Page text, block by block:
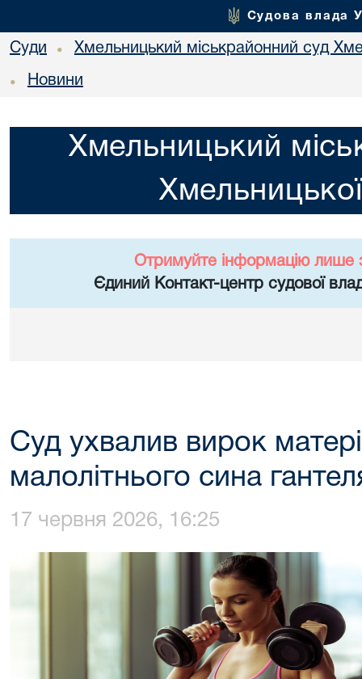
Судова влада
Суди • Хмельницький міськрайонний суд
• Новини
Хмельницький
Отримуйте інформацію лише
Єдиний Контакт-центр судової
Суд ухвалив вирок
малолітнього сина
17 червня 2026, 16:25